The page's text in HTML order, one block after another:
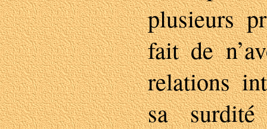
plusieurs
fait de
relations
sa